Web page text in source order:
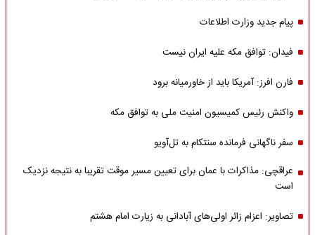
پیام جدید وزارت اطلاعات
فیدان: توافق مکه علیه ایران نیست
فارن افرز: آمریکا باید از خاورمیانه برود
واکنش رئیس کمیسیون امنیت ملی به توافق مکه
سفر ناگهانی فرمانده سنتکام به تل‌آویو
عراقچی: مذاکرات با عمان برای تعیین مسیر موقت تقریبا به نتیجه نزدیک
است
تصاویر: اعزام زائر اولی‌های آبادانی به زیارت امام هشتم